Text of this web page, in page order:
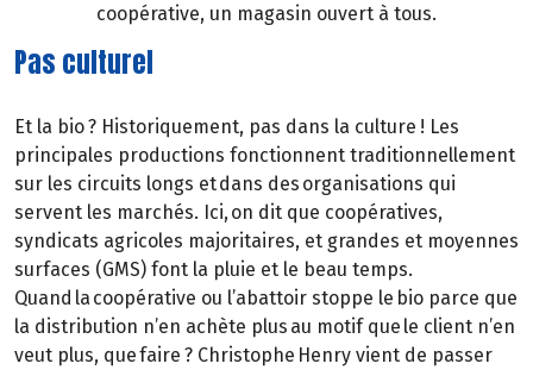
coopérative, un magasin ouvert à tous.
Pas culturel
Et la bio ? Historiquement, pas dans la culture ! Les
principales productions fonctionnent traditionnellement
sur les circuits longs et dans des organisations qui
servent les marchés. Ici, on dit que coopératives,
syndicats agricoles majoritaires, et grandes et moyennes
surfaces (GMS) font la pluie et le beau temps.
Quand la coopérative ou l’abattoir stoppe le bio parce que
la distribution n’en achète plus au motif que le client n’en
veut plus, que faire ? Christophe Henry vient de passer